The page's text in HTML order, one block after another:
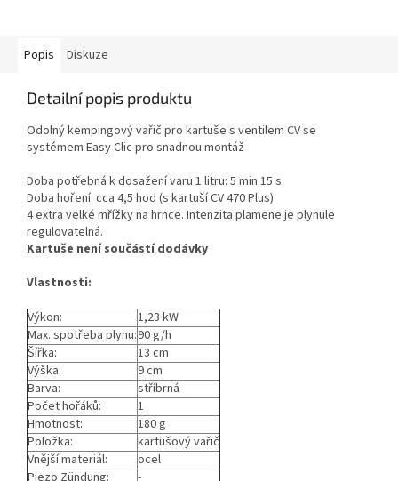
Popis Diskuze
Detailní popis produktu
Odolný kempingový vařič pro kartuše s ventilem CV se
systémem Easy Clic pro snadnou montáž
Doba potřebná k dosažení varu 1 litru: 5 min 15 s
Doba hoření: cca 4,5 hod (s kartuší CV 470 Plus)
4 extra velké mřížky na hrnce. Intenzita plamene je plynule
regulovatelná.
Kartuše není součástí dodávky
Vlastnosti:
Výkon:
1,23 kW
Max. spotřeba plynu:90 g/h
Šířka:
13 cm
Výška:
9 cm
Barva:
stříbrná
Počet hořáků:
1
Hmotnost:
180 g
Položka:
kartušový vařič
Vnější materiál:
ocel